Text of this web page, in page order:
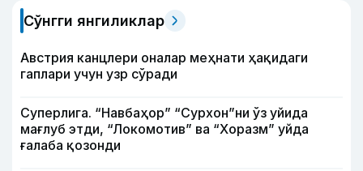
Сўнгги янгиликлар
Австрия канцлери оналар меҳнати ҳақидаги
гаплари учун узр сўради
Суперлига. “Навбаҳор” “Сурхон”ни ўз уйида
мағлуб этди, “Локомотив” ва “Хоразм” уйда
ғалаба қозонди